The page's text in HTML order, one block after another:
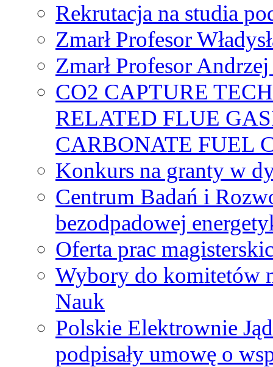
Rekrutacja na studia
Zmarł Profesor
Zmarł Profesor
CO2 CAPTURE
RELATED FLUE
CARBONATE FUEL
Konkurs na granty w
Centrum Badań i
bezodpadowej
Oferta prac
Wybory do komitetów
Nauk
Polskie Elektrownie
podpisały umowę o